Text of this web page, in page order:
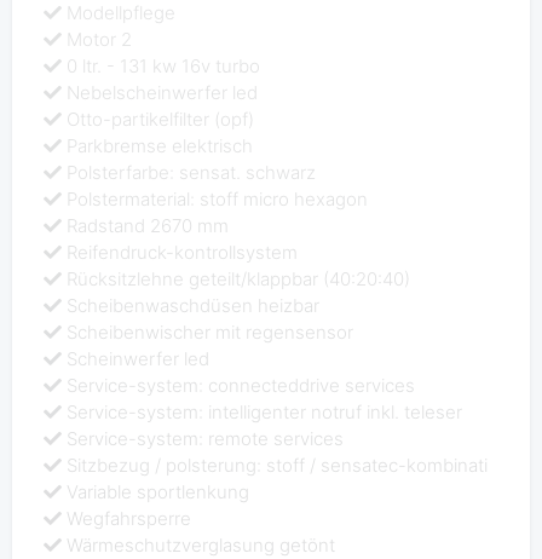
Modellpflege
Motor 2
0 ltr. - 131 kw 16v turbo
Nebelscheinwerfer led
Otto-partikelfilter (opf)
Parkbremse elektrisch
Polsterfarbe: sensat. schwarz
Polstermaterial: stoff micro hexagon
Radstand 2670 mm
Reifendruck-kontrollsystem
Rücksitzlehne geteilt/klappbar (40:20:40)
Scheibenwaschdüsen heizbar
Scheibenwischer mit regensensor
Scheinwerfer led
Service-system: connecteddrive services
Service-system: intelligenter notruf inkl. teleser
Service-system: remote services
Sitzbezug / polsterung: stoff / sensatec-kombinati
Variable sportlenkung
Wegfahrsperre
Wärmeschutzverglasung getönt